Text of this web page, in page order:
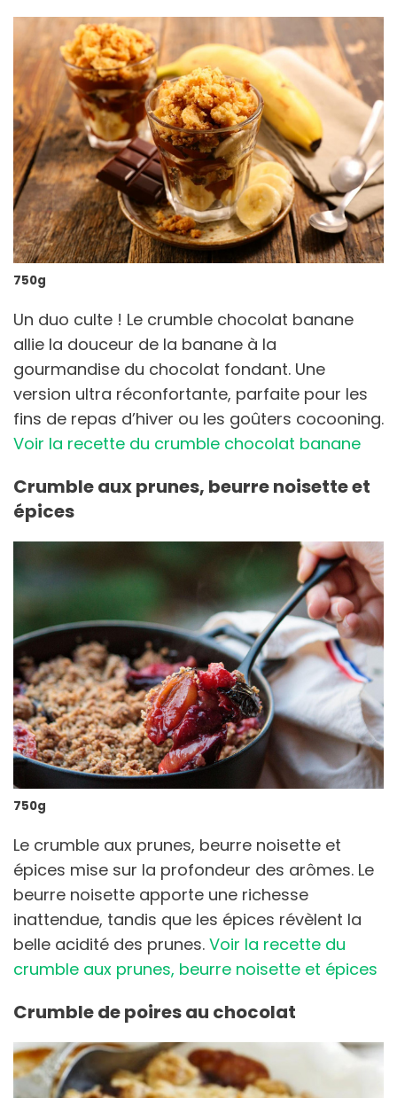
750g
Un duo culte ! Le crumble chocolat banane
allie la douceur de la banane à la
gourmandise du chocolat fondant. Une
version ultra réconfortante, parfaite pour les
fins de repas d’hiver ou les goûters cocooning.
Voir la recette du crumble chocolat banane
Crumble aux prunes, beurre noisette et
épices
750g
Le crumble aux prunes, beurre noisette et
épices mise sur la profondeur des arômes. Le
beurre noisette apporte une richesse
inattendue, tandis que les épices révèlent la
belle acidité des prunes. Voir la recette du
crumble aux prunes, beurre noisette et épices
Crumble de poires au chocolat